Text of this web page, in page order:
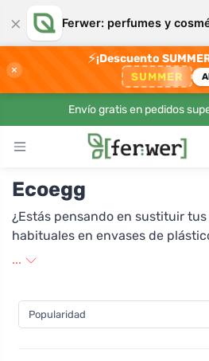
× Ferwer: perfumes y
×
⚡¡Descuento
SUMMER
Envío gratis en pedidos
Ecoegg
¿Estás pensando en sustituir
habituales en envases de
más sostenible? ¿Usted o sus
lavandería habituales? ¿O
original y hacer las cosas de
...